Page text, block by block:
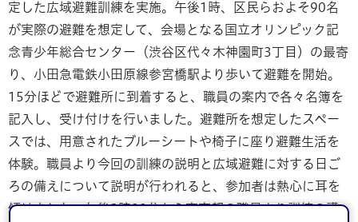
定した広域避難訓練を実施。午後1時、区民らおよそ90名
が実際の避難を想定して、会場となる国立オリンピック記
念青少年総合センター（渋谷区代々木神園町3丁目）の最寄
り、小田急電鉄小田原線参宮橋駅より歩いて避難を開始。
15分ほどで避難所に到着すると、職員の案内で各々名簿を
記入し、受け付けを行いました。避難所を想定したスペー
スでは、用意されたブルーシートや椅子に座り避難生活を
体験。職員より今回の訓練の説明と広域避難に対する日ご
ろの備えについて説明が行われると、参加者は熱心に耳を
傾けました。午後2時00分から東京都の職員より訓練の講